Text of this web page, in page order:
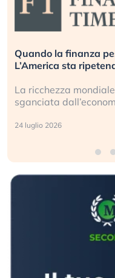
Quando la finanza
L’America sta
La ricchezza
sganciata
24 luglio 2026